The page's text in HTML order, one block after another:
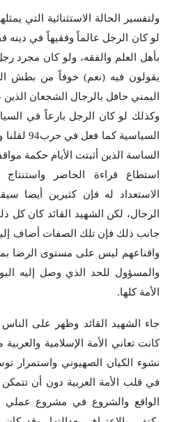
ولتفسير الحالة الاستثنائية التي
لو كان الرجل عالماً وفقيهاً في دينه
بأهل العلم والفقه، ولو كان مجرد
يقولون فيه (نعم) خوفاً من بطش
اليمني حافل بالرجال الشجعان
وكذلك لو كان الرجل بارعاً في
السياسية
الساسة الذين أثبتت الأيام حكمة
استطاع قراءة الحاضر
الاستعداد له فإن كثيرين أيضا
الرجال، لكن الشهيد القائد كان
جانب ذلك فإن تلك الصفات أضاف
واقناعهم ليس على مستوى الرضا
والمسؤول للحد الذي وصل إليه
الأمة كلها.
جاء الشهيد القائد وظهر على
كانت تعاني الأمة الإسلامية
نشوء الكيان الصهيوني واستمرار
في قلب الأمة العربية دون أن
الواقع والشروع في مشروع عملي